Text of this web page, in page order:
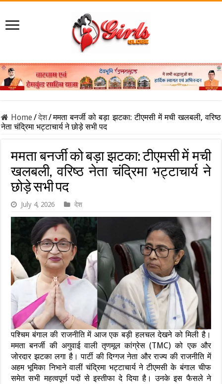
Home/देश/ममता बनर्जी को बड़ा झटका: टीएमसी में मची खलबली, वरिष्ठ
नेता चंद्रिमा भट्टाचार्य ने छोड़े सभी पद
ममता बनर्जी को बड़ा झटका: टीएमसी में मची
खलबली, वरिष्ठ नेता चंद्रिमा भट्टाचार्य ने
छोड़े सभी पद
July 4, 2026 देश
पश्चिम बंगाल की राजनीति में आज एक बड़ी हलचल देखने को मिली है।
ममता बनर्जी की अगुवाई वाली तृणमूल कांग्रेस (TMC) को एक और
जोरदार झटका लगा है। पार्टी की दिग्गज नेता और राज्य की राजनीति में
अहम भूमिका निभाने वालीं चंद्रिमा भट्टाचार्य ने टीएमसी के बंगाल चीफ
समेत सभी महत्वपूर्ण पदों से इस्तीफा दे दिया है। उनके इस फैसले ने